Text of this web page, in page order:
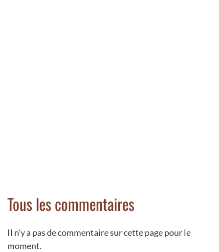
Tous les commentaires
Il n'y a pas de commentaire sur cette page pour le
moment.